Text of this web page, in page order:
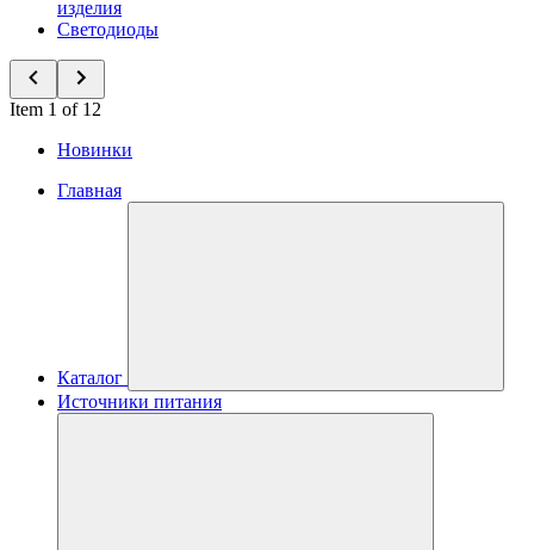
изделия
Светодиоды
Item 1 of 12
Новинки
Главная
Каталог
Источники питания